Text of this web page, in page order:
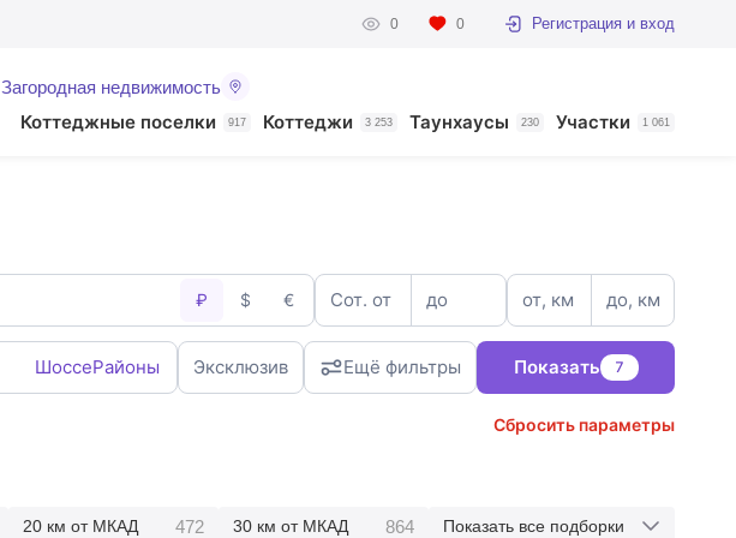
0 0 Регистрация и вход
Загородная недвижимость
Коттеджные поселки 917 Коттеджи 3 253 Таунхаусы 230 Участки 1 061
₽ $ € Сот. от до от, км до, км
ШоссеРайоны Эксклюзив Ещё фильтры Показать 7
Сбросить параметры
20 км от МКАД 472 30 км от МКАД 864 Показать все подборки